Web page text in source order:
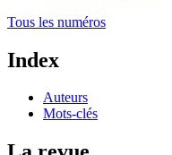
Tous les numéros
Index
Auteurs
Mots-clés